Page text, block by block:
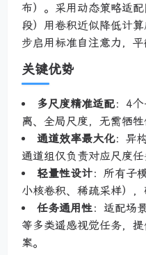
布）。采用动态策略适
段）用卷积近似降低计
步启用标准自注意力，平
关键优势
多尺度精准适配：4个
离、全局尺度，无需牺牲
通道效率最大化：异
通道组仅负责对应尺度任
轻量性设计：所有子
小核卷积、稀疏采样）
任务通用性：适配场
等多类遥感视觉任务，
案。